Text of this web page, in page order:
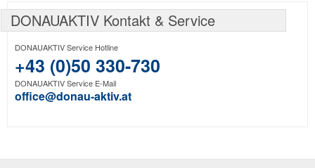
DONAUAKTIV Kontakt & Service
DONAUAKTIV Service Hotline
+43 (0)50 330-730
DONAUAKTIV Service E-Mail
office@donau-aktiv.at